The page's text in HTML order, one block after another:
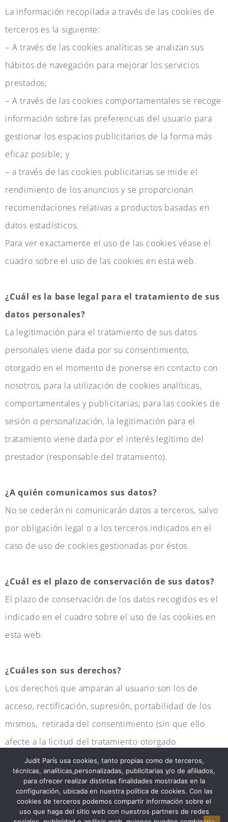
La información recopilada a través de las cookies de
terceros es la siguiente:
– A través de las cookies analíticas se analizan sus
hábitos de navegación para mejorar los servicios
prestados;
– A través de las cookies comportamentales se recoge
información sobre las preferencias del usuario para
gestionar los espacios publicitarios de la forma más
eficaz posible; y
– a través de las cookies publicitarias se mide el
rendimiento de los anuncios y se proporcionan
recomendaciones relativas a productos basadas en
datos estadísticos.
Para ver exactamente el uso de las cookies véase el
cuadro sobre el uso de las cookies en esta web.
¿Cuál es la base legal para el tratamiento de sus
datos personales?
La legitimación para el tratamiento de sus datos
personales viene dada por su consentimiento,
otorgado en el momento de ponerse en contacto con
nosotros, para la utilización de cookies analíticas,
comportamentales y publicitarias; para las cookies de
sesión o personalización, la legitimación para el
tratamiento viene dada por el interés legítimo del
prestador (responsable del tratamiento).
¿A quién comunicamos sus datos?
No se cederán ni comunicarán datos a terceros, salvo
por obligación legal o a los terceros indicados en el
caso de uso de cookies gestionadas por éstos.
¿Cuál es el plazo de conservación de sus datos?
El plazo de conservación de los datos recogidos es el
indicado en el cuadro sobre el uso de las cookies en
esta web.
¿Cuáles son sus derechos?
Los derechos que amparan al usuario son los de
acceso, rectificación, supresión, portabilidad de los
mismos, retirada del consentimiento (sin que ello
afecte a la licitud del tratamiento otorgado
previamente a su retirada), oposición al tratamiento,
limitación (en determinadas circunstancias) y a
presentar una reclamación ante la autoridad de
control (la Agencia Española de protección de datos,
Judit París usa cookies, tanto propias como de terceros,
técnicas, analíticas,personalizadas, publicitarias y/o de afiliados,
para ofrecer realizar distintas finalidades mostradas en la
configuración, ubicada en nuestra política de cookies. Con las
cookies de terceros podemos compartir información sobre el
uso que haga del sitio web con nuestros partners de redes